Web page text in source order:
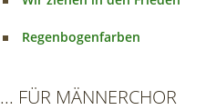
Regenbogenfarben
... FÜR MÄNNERCHOR